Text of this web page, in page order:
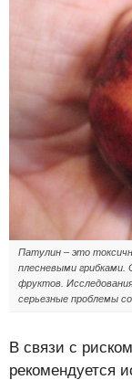
Патулин – это
плесневыми грибками.
фруктов.
серьезные проблемы
В связи с
рекомендуется